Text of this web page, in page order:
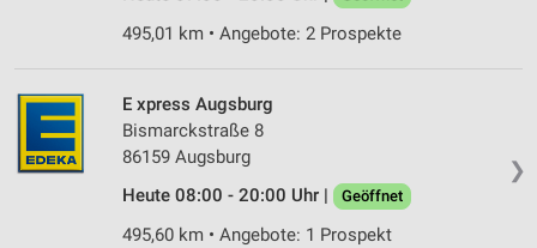
495,01 km • Angebote: 2 Prospekte
❯
E xpress Augsburg
Bismarckstraße 8
86159 Augsburg
Heute 08:00 - 20:00 Uhr |
Geöffnet
495,60 km • Angebote: 1 Prospekt